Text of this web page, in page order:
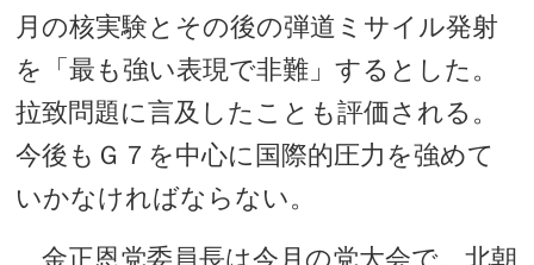
月の核実験とその後の弾道ミサイル発射
を「最も強い表現で非難」するとした。
拉致問題に言及したことも評価される。
今後もＧ７を中心に国際的圧力を強めて
いかなければならない。
金正恩党委員長は今月の党大会で、北朝